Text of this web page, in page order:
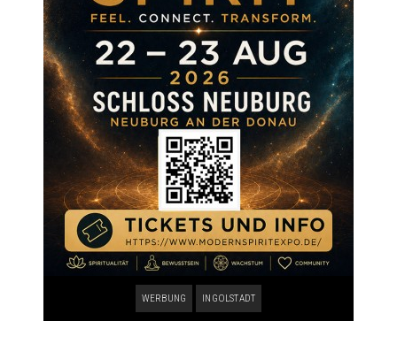
WERBUNG INGOLSTADT